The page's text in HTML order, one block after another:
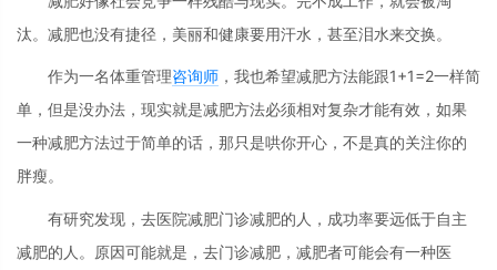
汰。减肥也没有捷径，美丽和健康要用汗水，甚至泪水来交换。
作为一名体重管理咨询师 ，我也希望减肥方法能跟1+1=2一样简
单，但是没办法，现实就是减肥方法必须相对复杂才能有效，如果
一种减肥方法过于简单的话，那只是哄你开心，不是真的关注你的
胖瘦。
有研究发现，去医院减肥门诊减肥的人，成功率要远低于自主
减肥的人。原因可能就是，去门诊减肥，减肥者可能会有一种医